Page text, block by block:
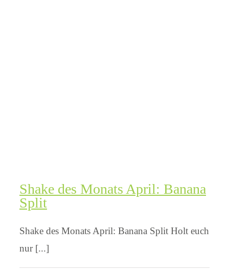
Shake des Monats April: Banana
Split
Shake des Monats April: Banana Split Holt euch
nur [...]